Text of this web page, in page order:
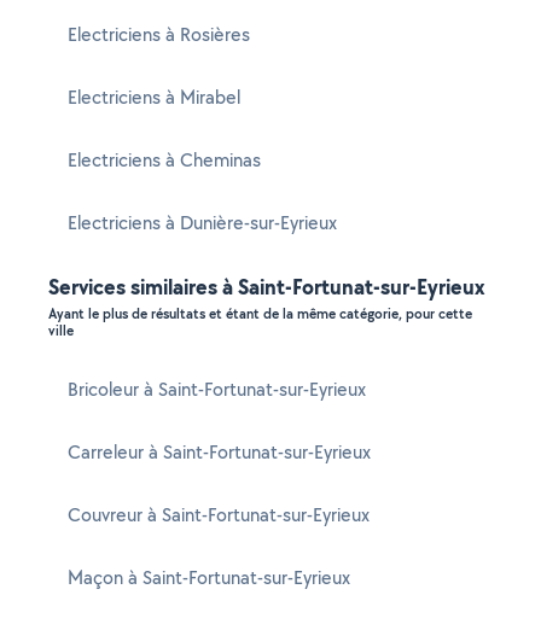
Electriciens à Rosières
Electriciens à Mirabel
Electriciens à Cheminas
Electriciens à Dunière-sur-Eyrieux
Services similaires à Saint-Fortunat-sur-Eyrieux
Ayant le plus de résultats et étant de la même catégorie, pour cette
ville
Bricoleur à Saint-Fortunat-sur-Eyrieux
Carreleur à Saint-Fortunat-sur-Eyrieux
Couvreur à Saint-Fortunat-sur-Eyrieux
Maçon à Saint-Fortunat-sur-Eyrieux